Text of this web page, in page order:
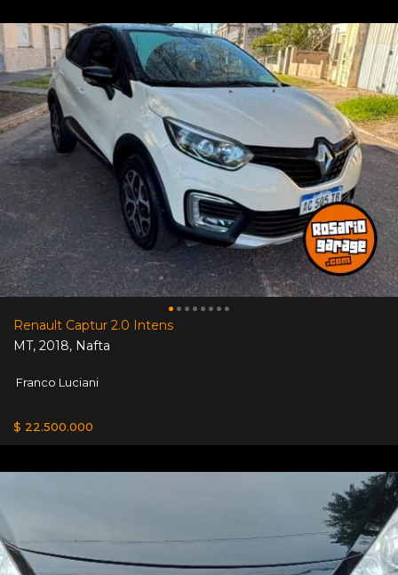
Renault Captur 2.0 Intens
MT, 2018, Nafta
Franco Luciani
$ 22.500.000